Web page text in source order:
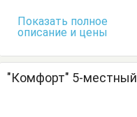
Показать полное
описание и цены
"Комфорт" 5-местный